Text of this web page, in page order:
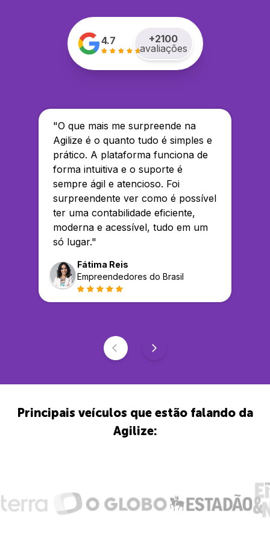
4.7 +2100
avaliações
"O que mais me surpreende na
Agilize é o quanto tudo é simples e
prático. A plataforma funciona de
forma intuitiva e o suporte é
sempre ágil e atencioso. Foi
surpreendente ver como é possível
ter uma contabilidade eficiente,
moderna e acessível, tudo em um
só lugar."
Fátima Reis
Empreendedores do Brasil
Principais veículos que estão falando da
Agilize: